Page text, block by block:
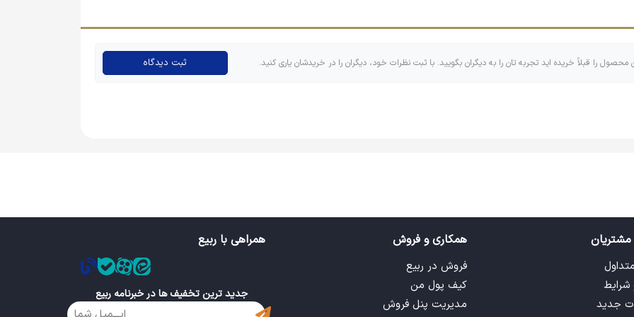
که اندازه‌های کوچک و بزرگ و گاهی مربع و مستطیل دارد که البته مثل پیکسل دایره‌ای محبوب نیستند و چه از نظر
تشکیل شده است! با وجود اینکه جاکلیدی ها کابرهای زیاد و مهم دارند، اما این محصول بسیار با صرفه بوده و
محصول را قبلاً خریده اید تجربه تان را به دیگران بگویید. با ثبت نظرات خود، دیگران را در خریدشان یاری کنید. ثبت دیدگاه
شرایط
جدید
همکاری و فروش
فروش در ربیع
کیف پول من
مدیریت پنل فروش
همراهی با ربیع
جدید ترین تخفیف ها در خبرنامه ربیع